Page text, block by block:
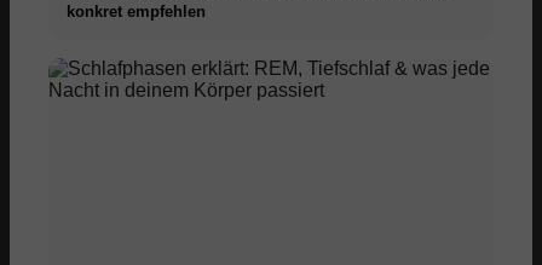
konkret empfehlen